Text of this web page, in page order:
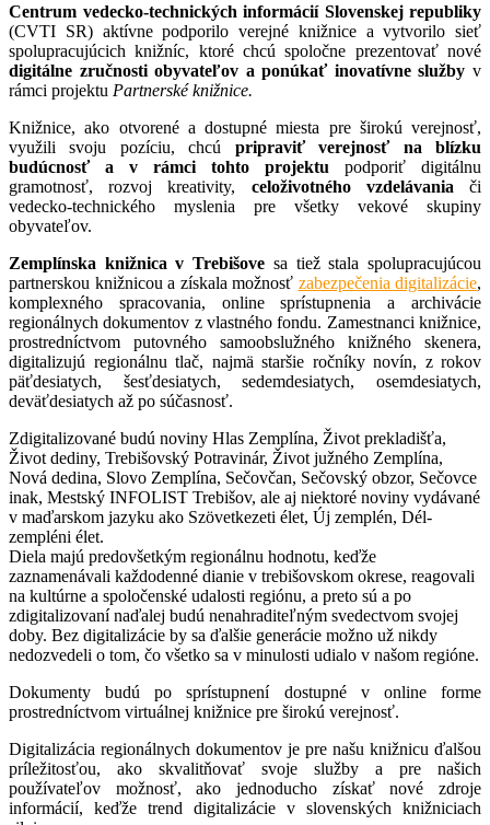
Centrum vedecko-technických informácií Slovenskej republiky
(CVTI SR) aktívne podporilo verejné knižnice a vytvorilo sieť
spolupracujúcich knižníc, ktoré chcú spoločne prezentovať nové
digitálne zručnosti obyvateľov a ponúkať inovatívne služby v
rámci projektu Partnerské knižnice.
Knižnice, ako otvorené a dostupné miesta pre širokú verejnosť,
využili svoju pozíciu, chcú pripraviť verejnosť na blízku
budúcnosť a v rámci tohto projektu podporiť digitálnu
gramotnosť, rozvoj kreativity, celoživotného vzdelávania či
vedecko-technického myslenia pre všetky vekové skupiny
obyvateľov.
Zemplínska knižnica v Trebišove sa tiež stala spolupracujúcou
partnerskou knižnicou a získala možnosť zabezpečenia digitalizácie,
komplexného spracovania, online sprístupnenia a archivácie
regionálnych dokumentov z vlastného fondu. Zamestnanci knižnice,
prostredníctvom putovného samoobslužného knižného skenera,
digitalizujú regionálnu tlač, najmä staršie ročníky novín, z rokov
päťdesiatych, šesťdesiatych, sedemdesiatych, osemdesiatych,
deväťdesiatych až po súčasnosť.
Zdigitalizované budú noviny Hlas Zemplína, Život prekladišťa,
Život dediny, Trebišovský Potravinár, Život južného Zemplína,
Nová dedina, Slovo Zemplína, Sečovčan, Sečovský obzor, Sečovce
inak, Mestský INFOLIST Trebišov, ale aj niektoré noviny vydávané
v maďarskom jazyku ako Szövetkezeti élet, Új zemplén, Dél-
zempléni élet.
Diela majú predovšetkým regionálnu hodnotu, keďže
zaznamenávali každodenné dianie v trebišovskom okrese, reagovali
na kultúrne a spoločenské udalosti regiónu, a preto sú a po
zdigitalizovaní naďalej budú nenahraditeľným svedectvom svojej
doby. Bez digitalizácie by sa ďalšie generácie možno už nikdy
nedozvedeli o tom, čo všetko sa v minulosti udialo v našom regióne.
Dokumenty budú po sprístupnení dostupné v online forme
prostredníctvom virtuálnej knižnice pre širokú verejnosť.
Digitalizácia regionálnych dokumentov je pre našu knižnicu ďalšou
príležitosťou, ako skvalitňovať svoje služby a pre našich
používateľov možnosť, ako jednoducho získať nové zdroje
informácií, keďže trend digitalizácie v slovenských knižniciach